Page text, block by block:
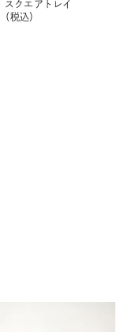
クエアトレイ
（税込）